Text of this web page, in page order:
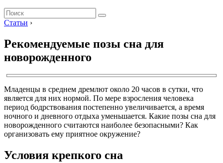
Статьи ›
Рекомендуемые позы сна для
новорожденного
Младенцы в среднем дремлют около 20 часов в сутки, что
является для них нормой. По мере взросления человека
период бодрствования постепенно увеличивается, а время
ночного и дневного отдыха уменьшается. Какие позы сна для
новорожденного считаются наиболее безопасными? Как
организовать ему приятное окружение?
Условия крепкого сна